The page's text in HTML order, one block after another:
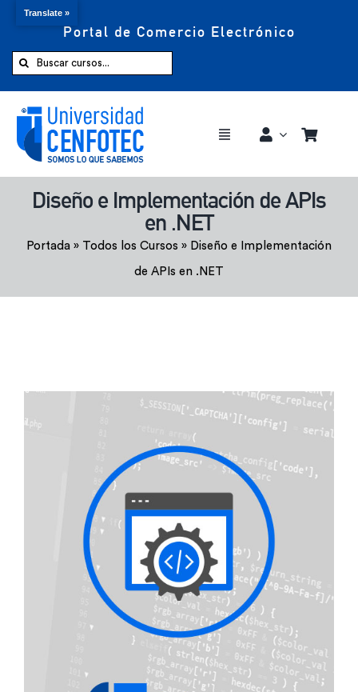
Portal de Comercio Electrónico
Buscar:
Toggle
Comprar ahora
Diseño e Implementación de APIs
en .NET
Portada » Todos los Cursos » Diseño e Implementación
de APIs en .NET
Translate »